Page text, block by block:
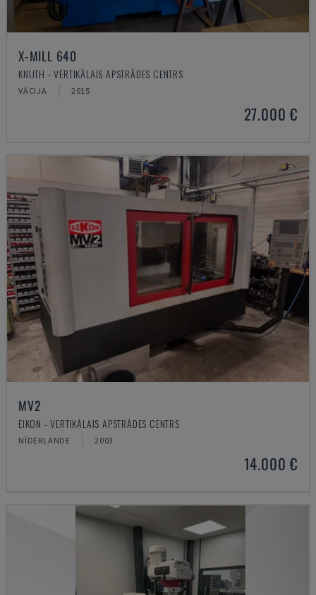
X-MILL 640
KNUTH - VERTIKĀLAIS APSTRĀDES CENTRS
VĀCIJA 2015
27.000 €
MV2
EIKON - VERTIKĀLAIS APSTRĀDES CENTRS
NĪDERLANDE 2003
14.000 €